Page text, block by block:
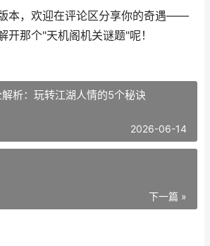
本，欢迎在评论区分享你的奇遇——
开那个"天机阁机关谜题"呢！
析：玩转江湖人情的5个秘诀
2026-06-14
下一篇 »